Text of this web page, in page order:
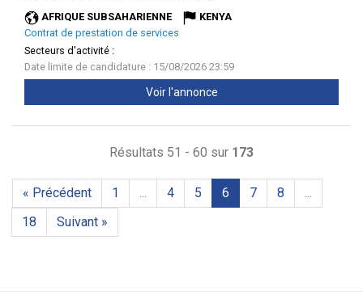
AFRIQUE SUBSAHARIENNE
KENYA
Contrat de prestation de services
Secteurs d'activité :
Date limite de candidature : 15/08/2026 23:59
Voir l'annonce
Résultats 51 - 60 sur 173
« Précédent 1 ... 4 5 6 7 8
...
18
Suivant »